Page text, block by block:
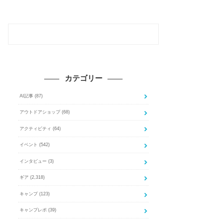
カテゴリー
AI記事 (87)
アウトドアショップ (68)
アクティビティ (64)
イベント (542)
インタビュー (3)
ギア (2,318)
キャンプ (123)
キャンプレポ (39)